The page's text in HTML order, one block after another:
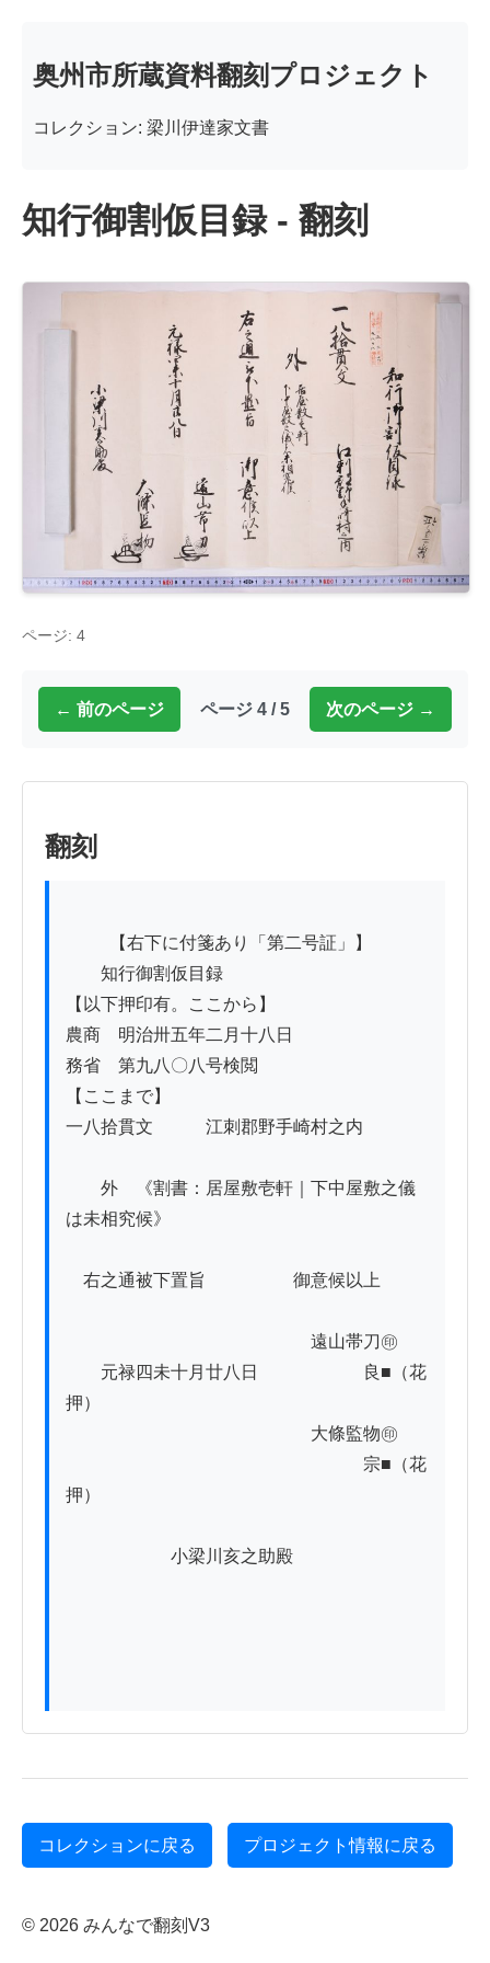
奥州市所蔵資料翻刻プロジェクト
コレクション: 梁川伊達家文書
知行御割仮目録 - 翻刻
ページ: 4
← 前のページ ページ 4 / 5 次のページ →
翻刻
知行御割仮目録
【以下押印有。ここから】
農商　明治卅五年二月十八日
務省　第九八〇八号検閲
【ここまで】
一八拾貫文　　　江刺郡野手崎村之内
外　《割書：居屋敷壱軒｜下中屋敷之儀
は未相究候》
右之通被下置旨　　　　　御意候以上
遠山帯刀㊞
元禄四未十月廿八日　　　　　　良■（花
押）
大條監物㊞
宗■（花
押）
小梁川亥之助殿
コレクションに戻る プロジェクト情報に戻る
© 2026 みんなで翻刻V3